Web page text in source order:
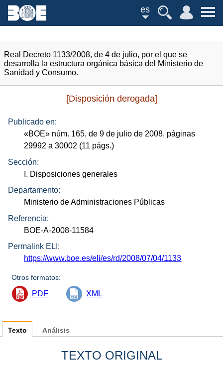
es
Real Decreto 1133/2008, de 4 de julio, por el que se
desarrolla la estructura orgánica básica del Ministerio de
Sanidad y Consumo.
[Disposición derogada]
Publicado en:
«BOE» núm. 165, de 9 de julio de 2008, páginas
29992 a 30002 (11 págs.)
Sección:
I. Disposiciones generales
Departamento:
Ministerio de Administraciones Públicas
Referencia:
BOE-A-2008-11584
Permalink ELI:
https://www.boe.es/eli/es/rd/2008/07/04/1133
Otros formatos:
PDF XML
Texto
TEXTO ORIGINAL
Análisis